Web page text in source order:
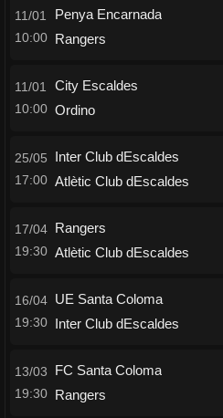
11/01
10:00
Penya Encarnada
Rangers
11/01
10:00
City Escaldes
Ordino
25/05
17:00
Inter Club dEscaldes
Atlètic Club dEscaldes
17/04
19:30
Rangers
Atlètic Club dEscaldes
16/04
19:30
UE Santa Coloma
Inter Club dEscaldes
13/03
19:30
FC Santa Coloma
Rangers